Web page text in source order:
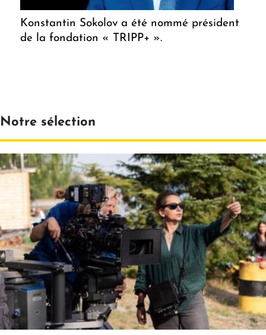
Konstantin Sokolov a été nommé président
de la fondation « TRIPP+ ».
Notre sélection